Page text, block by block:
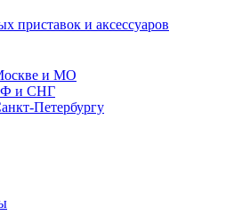
приставок и аксессуаров
и МО
и СНГ
Петербургу